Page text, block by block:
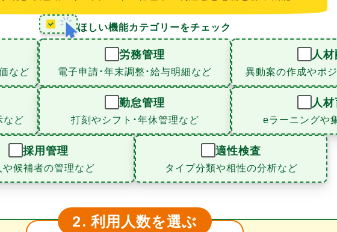
ほしい機能カテゴリーをチェック
など
労務管理
電子申請・年末調整・給与明細など
人
異動案の作成やポ
など
勤怠管理
打刻やシフト・年休管理など
人
eラーニングや
採用管理
候補者の管理など
適性検査
タイプ分類や相性の分析など
2. 利用人数を選ぶ